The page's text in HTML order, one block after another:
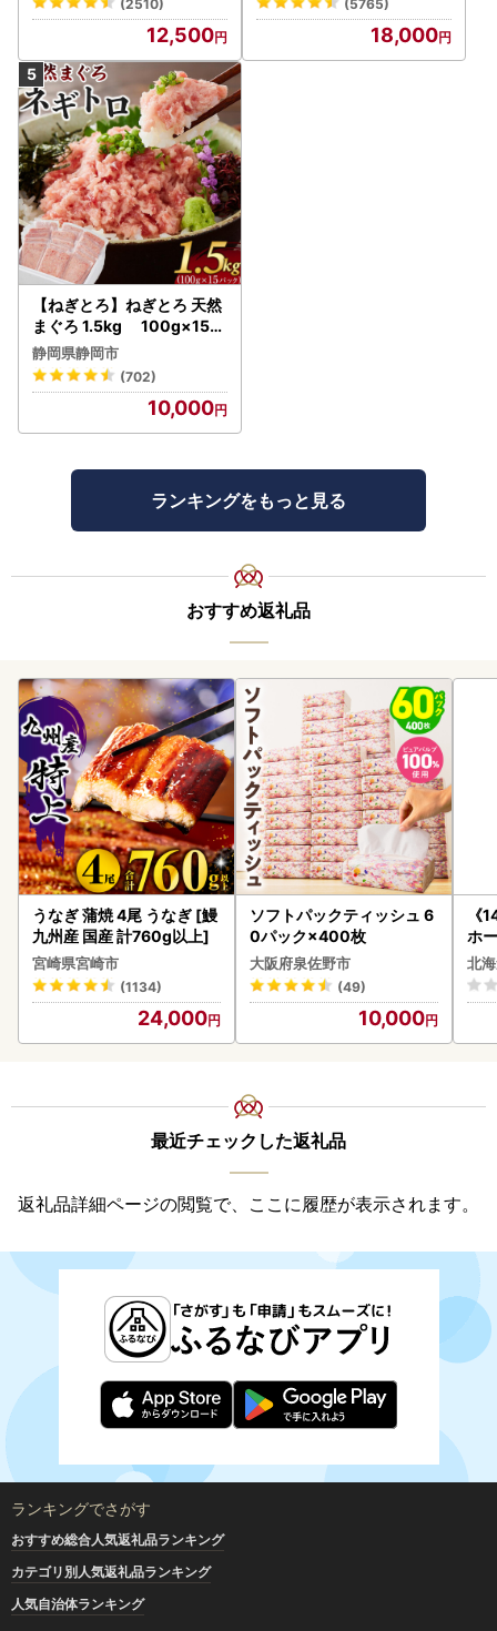
(2510)
12,500
(5765)
18,000
【ねぎとろ】ねぎとろ 天然
まぐろ 1.5kg 100g×15パ
ック
静岡県静岡市
(702)
10,000
ランキングをもっと見る
おすすめ返礼品
うなぎ 蒲焼 4尾 うなぎ [鰻
九州産 国産 計760g以上]
宮崎県宮崎市
(1134)
24,000
ソフトパックティッシュ 6
0パック×400枚
大阪府泉佐野市
(49)
10,000
《
ホ
( 飲
ク
贈
い
北
最近チェックした返礼品
返礼品詳細ページの閲覧で、ここに履歴が表示されます。
ランキングでさがす
おすすめ総合人気返礼品ランキング
カテゴリ別人気返礼品ランキング
人気自治体ランキング